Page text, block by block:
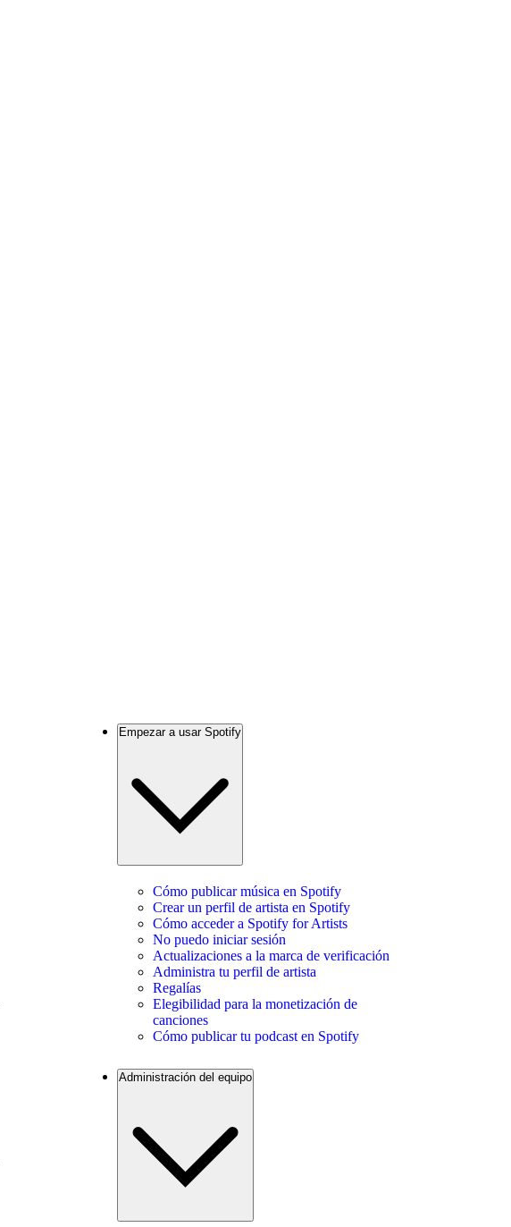
Empezar a usar Spotify
Cómo publicar música en Spotify
Crear un perfil de artista en Spotify
Cómo acceder a Spotify for Artists
No puedo iniciar sesión
Actualizaciones a la marca de verificación
Administra tu perfil de artista
Regalías
Elegibilidad para la monetización de
canciones
Cómo publicar tu podcast en Spotify
Administración del equipo